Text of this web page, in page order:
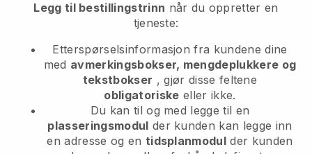
Legg til bestillingstrinn når du oppretter en
tjeneste:
Etterspørselsinformasjon fra kundene dine
med avmerkingsbokser, mengdeplukkere og
tekstbokser , gjør disse feltene
obligatoriske eller ikke.
Du kan til og med legge til en
plasseringsmodul der kunden kan legge inn
en adresse og en tidsplanmodul der kunden